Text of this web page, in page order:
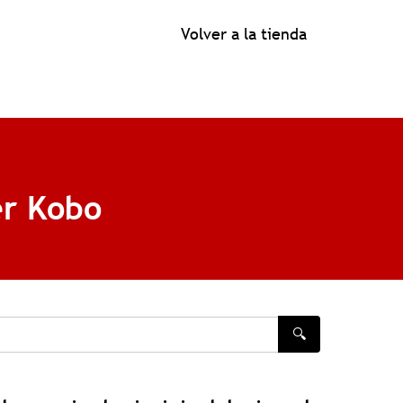
Volver a la tienda
Kobo
🔍